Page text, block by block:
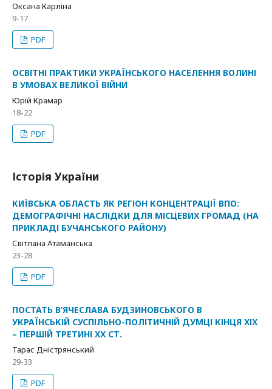
Оксана Карліна
9-17
PDF
ОСВІТНІ ПРАКТИКИ УКРАЇНСЬКОГО НАСЕЛЕННЯ ВОЛИНІ
В УМОВАХ ВЕЛИКОЇ ВІЙНИ
Юрій Крамар
18-22
PDF
Історія України
КИЇВСЬКА ОБЛАСТЬ ЯК РЕГІОН КОНЦЕНТРАЦІЇ ВПО:
ДЕМОГРАФІЧНІ НАСЛІДКИ ДЛЯ МІСЦЕВИХ ГРОМАД (НА
ПРИКЛАДІ БУЧАНСЬКОГО РАЙОНУ)
Світлана Атаманська
23-28
PDF
ПОСТАТЬ В’ЯЧЕСЛАВА БУДЗИНОВСЬКОГО В
УКРАЇНСЬКІЙ СУСПІЛЬНО-ПОЛІТИЧНІЙ ДУМЦІ КІНЦЯ ХІХ
– ПЕРШІЙ ТРЕТИНІ ХХ СТ.
Тарас Дністрянський
29-33
PDF